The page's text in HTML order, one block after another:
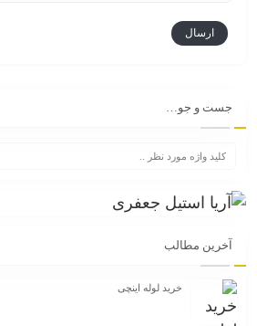
جست و جو…
آخرین مطالب
خرید لوله اینچی